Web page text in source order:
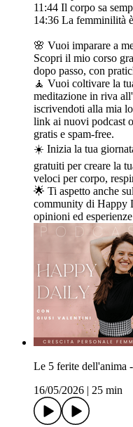
11:44 Il corpo sa
14:36 La femminilità
🌸 Vuoi imparare a
Scopri il mio corso
dopo passo, con
🧘 Vuoi coltivare la
meditazione in riva
iscrivendoti alla mia
link ai nuovi podcast
gratis e spam-free.
☀️ Inizia la tua
gratuiti per creare la
veloci per corpo,
🌟 Ti aspetto anche
community di Happy
opinioni ed
Le 5 ferite dell'anima
16/05/2026
25 min